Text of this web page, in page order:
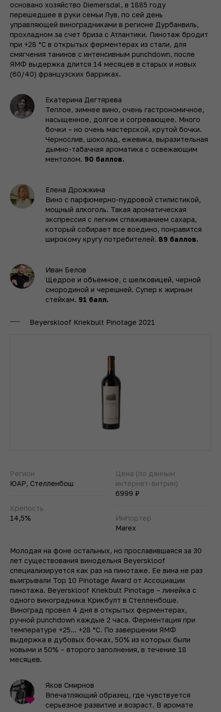
основано хозяйство Diemersdal, в 1885 году
перешедшее в руки семьи Лув, по сей день
управляющей виноградниками в регионе Дурбанвиль,
прохладном за счет бриза с Атлантики. Пинотаж бродит
при +28 °C в открытых ферментерах из стали, для
смягчения танинов с интенсивным punchdown, после
ЯМФ выдержка длится 14 месяцев в старых и новых
(60/40) французских барриках.
Екатерина Дегтярева
Теплое, зимнее вино, очень гастрономичное,
насыщенное, долгое и согревающее. Много
бочки – но очень мастерской, крутой бочки.
Чернослив, шоколад, ежевика, выразительная
дымно-табачная ароматика с освежающим
ментолом. 90 баллов.
Елена Дрожжина
Вино с парфюмерно-пудровой стилистикой,
мощный алкоголь. Такая ароматическая
экспрессия с легким сглаживанием сахара,
который собирает все воедино, понравится
широкому кругу потребителей. 89 баллов.
Иван Белов
Щедрое и объемное, с шелковицей, черной
смородиной и черешней. Супер к жирным
стейкам. 91 балл.
Beyerskloof Kriekbult Pinotage 2021
Регион
ЮАР, Стелленбош
Крепость
14,5%
Цена (по данным
интернет-витрин)
6999 ₽
Импортер
Marex
Молодая на фоне остальных, но прославившаяся за 30
лет существования винодельня Beyerskloof
специализируется как раз на пинотаже. Ее вина не раз
выигрывали Top 10 Pinotage Award от Ассоциации
пинотажа. Beyerskloof Kriekbult Pinotage – линейка с
одного виноградника Крикбулт в Стелленбоше.
Виноград провел 4 дня в открытых ферментерах,
ручной punchdown каждые 2 часа. Ферментация при
температуре +25... +28 °C. По завершении ЯМФ
выдержка в дубовых бочках, 50% из которых были
новыми и 50% – второго заполнения, в течение 18
месяцев.
Яков Смирнов
Впечатляющий образец, где чувствуется
серьезное развитие и возраст. В аромате